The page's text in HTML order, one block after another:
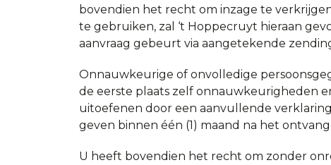
bovendien het recht om inzage te
te gebruiken, zal ‘t Hoppecruyt hieraan
aanvraag gebeurt via aangetekende
Onnauwkeurige of onvolledige
de eerste plaats zelf onnauwkeurigheden
uitoefenen door een aanvullende
geven binnen één (1) maand na het
U heeft bovendien het recht om zonder